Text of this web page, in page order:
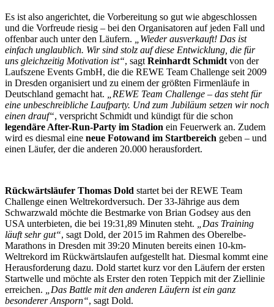
Es ist also angerichtet, die Vorbereitung so gut wie abgeschlossen
und die Vorfreude riesig – bei den Organisatoren auf jeden Fall und
offenbar auch unter den Läufern. „Wieder ausverkauft! Das ist
einfach unglaublich. Wir sind stolz auf diese Entwicklung, die für
uns gleichzeitig Motivation ist“, sagtReinhardt Schmidtvon der
Laufszene Events GmbH, die die REWE Team Challenge seit 2009
in Dresden organisiert und zu einem der größten Firmenläufe in
Deutschland gemacht hat. „REWE Team Challenge – das steht für
eine unbeschreibliche Laufparty. Und zum Jubiläum setzen wir noch
einen drauf“, verspricht Schmidt und kündigt für die schon
legendäre After-Run-Party im Stadion ein Feuerwerk an. Zudem
wird es diesmal eine neue Fotowand im Startbereich geben – und
einen Läufer, der die anderen 20.000 herausfordert.
Rückwärtsläufer Thomas Dold startet bei der REWE Team
Challenge einen Weltrekordversuch. Der 33-Jährige aus dem
Schwarzwald möchte die Bestmarke von Brian Godsey aus den
USA unterbieten, die bei 19:31,89 Minuten steht. „Das Training
läuft sehr gut“, sagt Dold, der 2015 im Rahmen des Oberelbe-
Marathons in Dresden mit 39:20 Minuten bereits einen 10-km-
Weltrekord im Rückwärtslaufen aufgestellt hat. Diesmal kommt eine
Herausforderung dazu. Dold startet kurz vor den Läufern der ersten
Startwelle und möchte als Erster den roten Teppich mit der Ziellinie
erreichen. „Das Battle mit den anderen Läufern ist ein ganz
besonderer Ansporn“, sagt Dold.